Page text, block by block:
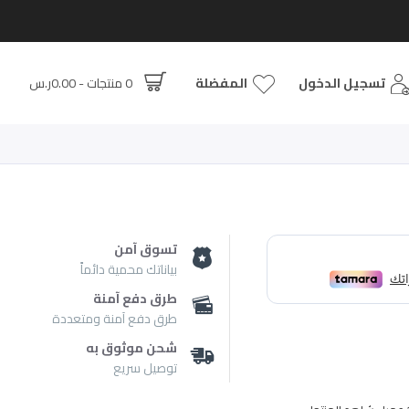
تسجيل الدخول المفضلة 0 منتجات - 0.00ر.س
تسوق آمن
بياناتك محمية دائماً
طرق دفع آمنة
طرق دفع آمنة ومتعددة
شحن موثوق به
توصيل سريع